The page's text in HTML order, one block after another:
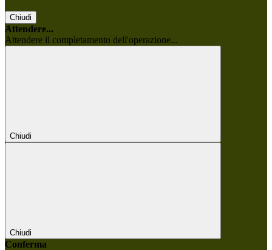
Chiudi
Attendere...
Attendere il completamento dell'operazione...
Chiudi
Chiudi
Conferma